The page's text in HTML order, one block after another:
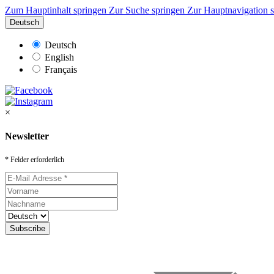
Zum Hauptinhalt springen Zur Suche springen Zur Hauptnavigation
Deutsch
Deutsch
English
Français
×
Newsletter
* Felder erforderlich